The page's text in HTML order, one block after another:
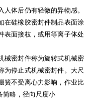
体后仍有轻微的异物感。
在硅橡胶密封件制品表面涂
表面接枝，或用等离子体处
械密封件称为旋转式机械密
为停止式机械密封件。大尺
簧不受离心力影响，作业比
简略，径向尺度小